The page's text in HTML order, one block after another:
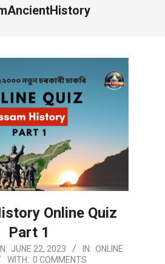
Online Quiz
Part 1
JUNE 22, 2023 IN: ONLINE
WITH: 0 COMMENTS